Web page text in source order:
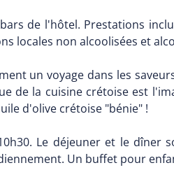
de l'hôtel. Prestations
locales non alcoolisées et
un voyage dans les
de la cuisine crétoise est
d'olive crétoise "bénie" !
Le déjeuner et le dîner
Un buffet pour